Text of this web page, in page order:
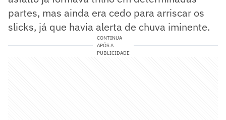
partes, mas ainda era cedo para arriscar os
slicks, já que havia alerta de chuva iminente.
CONTINUA
APÓS A
PUBLICIDADE